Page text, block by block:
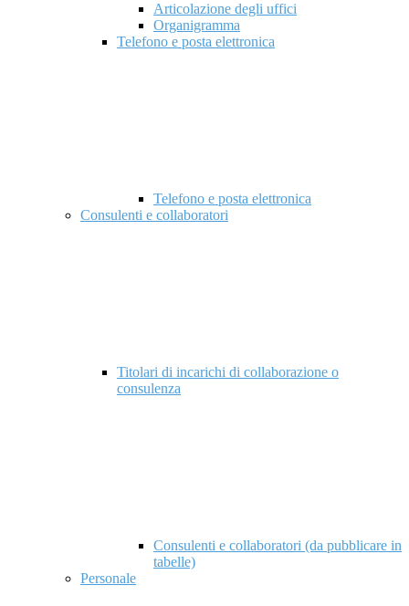
Articolazione degli uffici
Organigramma
Telefono e posta elettronica
Telefono e posta elettronica
Consulenti e collaboratori
Titolari di incarichi di collaborazione o
consulenza
Consulenti e collaboratori (da pubblicare in
tabelle)
Personale